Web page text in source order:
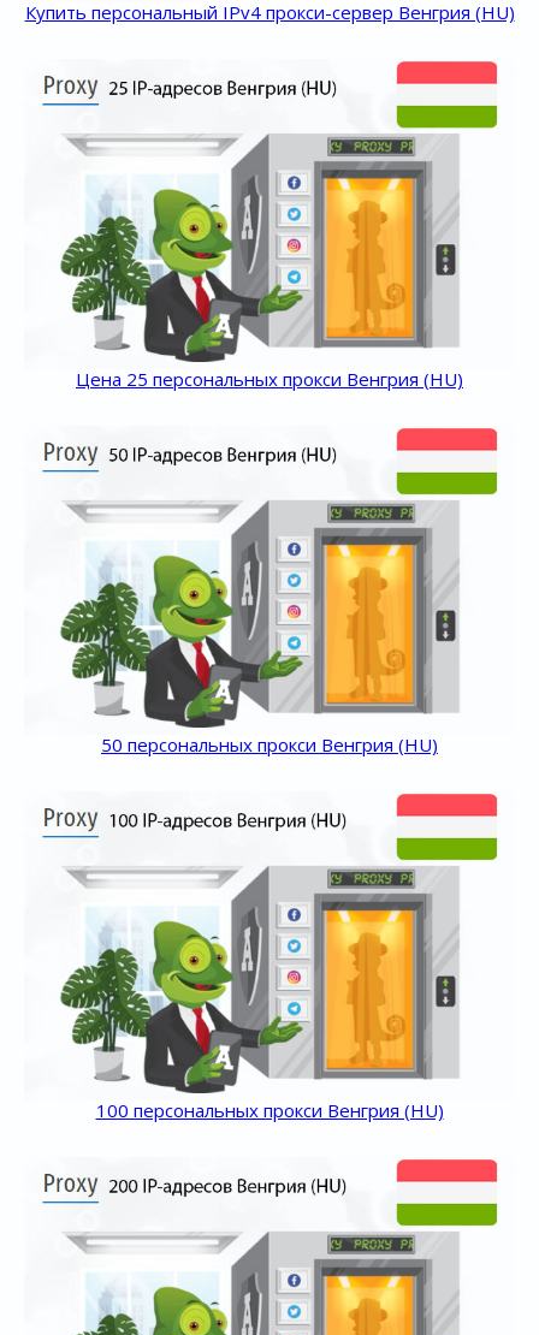
Купить персональный IPv4 прокси-сервер Венгрия (HU)
Цена 25 персональных прокси Венгрия (HU)
50 персональных прокси Венгрия (HU)
100 персональных прокси Венгрия (HU)